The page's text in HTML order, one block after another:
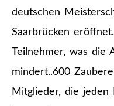
deutschen
Saarbrücken
Teilnehmer, was die
mindert..600
Mitglieder, die